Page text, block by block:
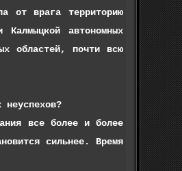
от врага территорию
Калмыцкой автономных
областей, почти всю
все более и более
сильнее. Время